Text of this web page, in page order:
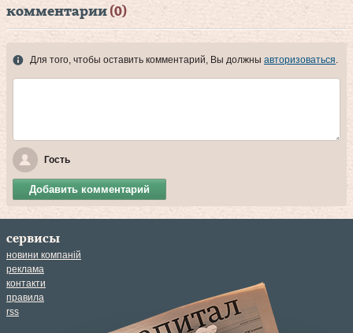
комментарии (0)
Для того, чтобы оставить комментарий, Вы должны авторизоваться.
Гость
Добавить комментарий
сервисы
новини компаній
реклама
контакти
правила
rss